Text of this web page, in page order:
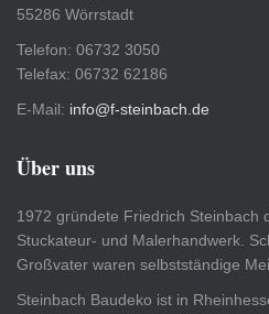
55286 Wörrstadt
Telefon: 06732 3050
Telefax: 06732 62186
E-Mail: info@f-steinbach.de
Über uns
1972 gründete Friedrich Steinbach
Stuckateur- und Malerhandwerk.
Großvater waren selbstständige
Steinbach Baudeko ist in